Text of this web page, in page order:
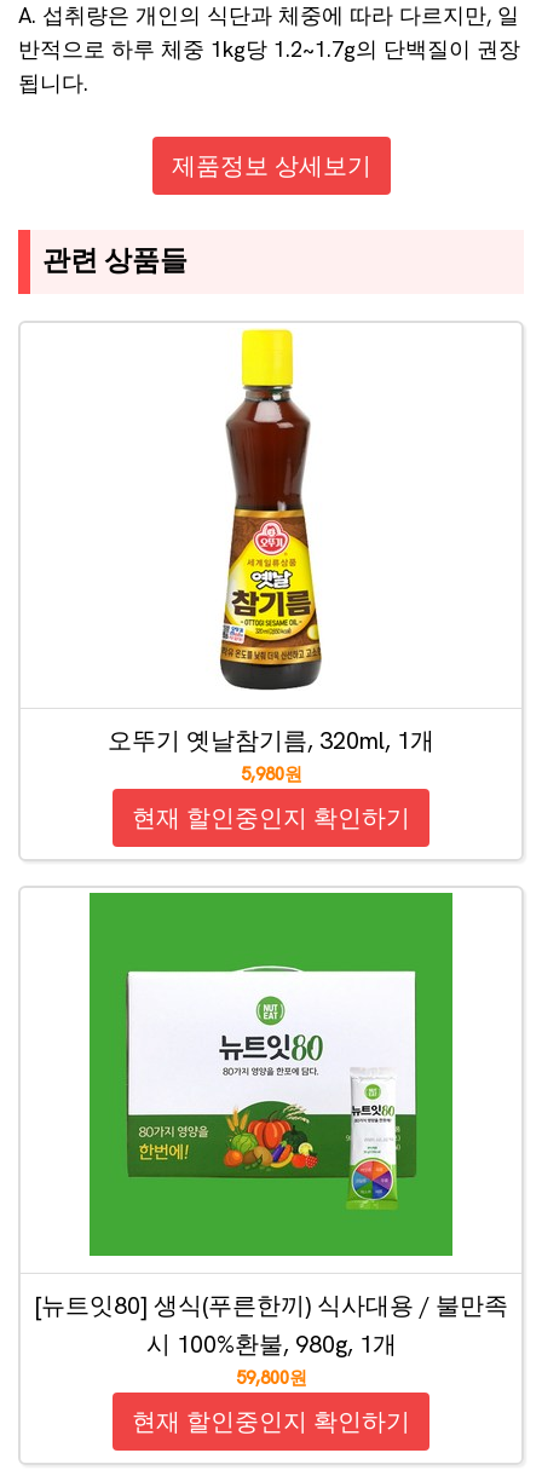
A. 섭취량은 개인의 식단과 체중에 따라 다르지만, 일
반적으로 하루 체중 1kg당 1.2~1.7g의 단백질이 권장
됩니다.
제품정보 상세보기
관련 상품들
오뚜기 옛날참기름, 320ml, 1개
5,980원
현재 할인중인지 확인하기
[뉴트잇80] 생식(푸른한끼) 식사대용 / 불만족
시 100%환불, 980g, 1개
59,800원
현재 할인중인지 확인하기